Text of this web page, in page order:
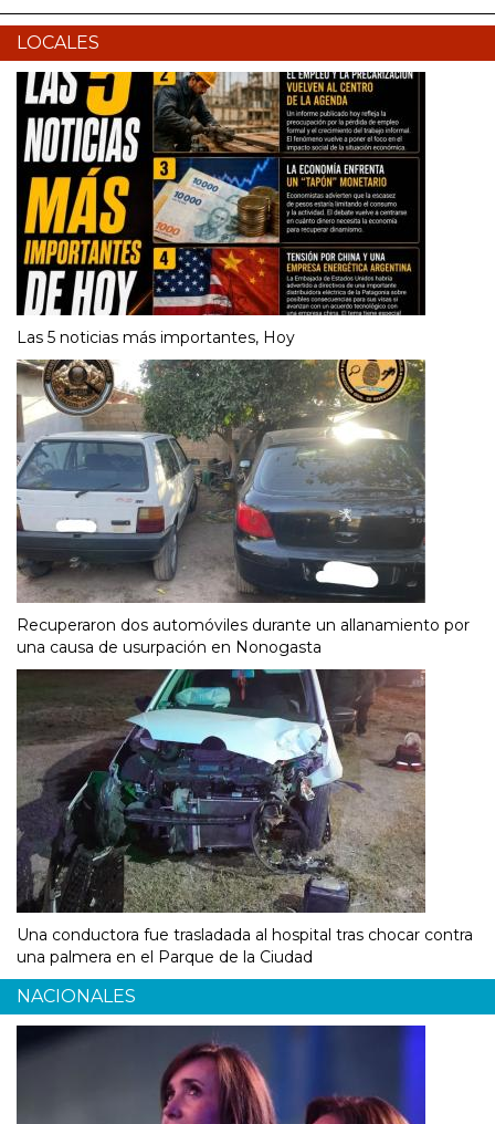
LOCALES
Las 5 noticias más importantes, Hoy
Recuperaron dos automóviles durante un allanamiento por
una causa de usurpación en Nonogasta
Una conductora fue trasladada al hospital tras chocar contra
una palmera en el Parque de la Ciudad
NACIONALES